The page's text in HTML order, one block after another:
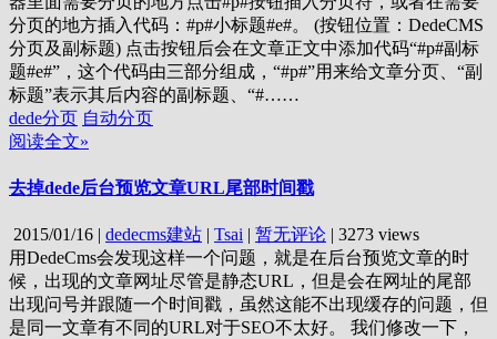
分页的地方插入代码：#p#小标题#e#。 (按钮位置：DedeCMS
分页及副标题) 点击按钮后会在文章正文中添加代码“#p#副标
题#e#”，这个代码由三部分组成，“#p#”用来给文章分页、“副
标题”表示其后内容的副标题、“#……
dede分页 自动分页
阅读全文»
去掉dede后台预览文章URL尾部时间戳
2015/01/16 | dedecms建站 | Tsai | 暂无评论 | 3273 views
用DedeCms会发现这样一个问题，就是在后台预览文章的时
候，出现的文章网址尽管是静态URL，但是会在网址的尾部
出现问号并跟随一个时间戳，虽然这能不出现缓存的问题，但
是同一文章有不同的URL对于SEO不太好。 我们修改一下，